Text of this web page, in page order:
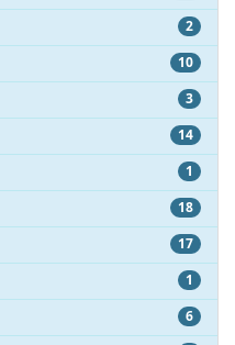
2
10
3
14
1
18
17
1
6